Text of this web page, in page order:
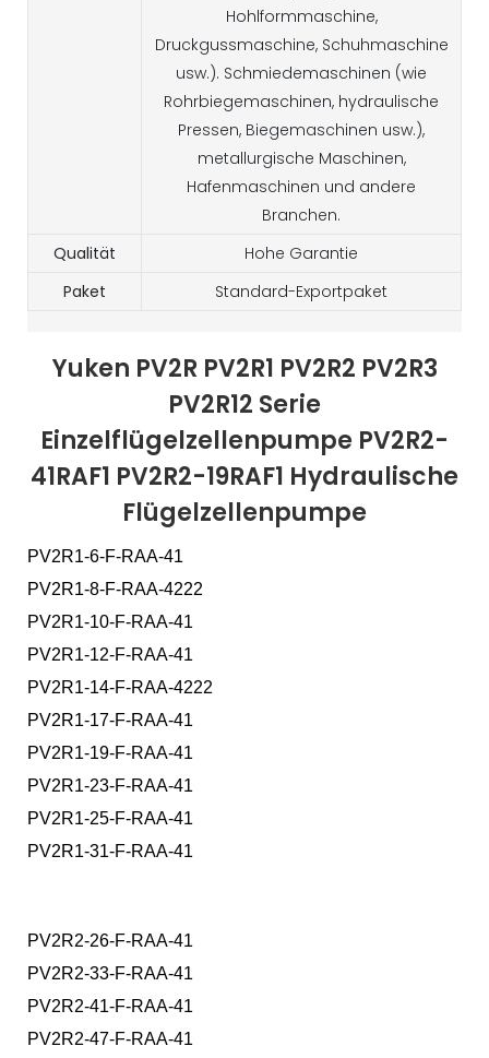
Hohlformmaschine,
Druckgussmaschine, Schuhmaschine
usw.). Schmiedemaschinen (wie
Rohrbiegemaschinen, hydraulische
Pressen, Biegemaschinen usw.),
metallurgische Maschinen,
Hafenmaschinen und andere
Branchen.
Qualität
Hohe Garantie
Paket
Standard-Exportpaket
Yuken PV2R PV2R1 PV2R2 PV2R3
PV2R12 Serie
Einzelflügelzellenpumpe PV2R2-
41RAF1 PV2R2-19RAF1 Hydraulische
Flügelzellenpumpe
PV2R1-6-F-RAA-41
PV2R1-8-F-RAA-4222
PV2R1-10-F-RAA-41
PV2R1-12-F-RAA-41
PV2R1-14-F-RAA-4222
PV2R1-17-F-RAA-41
PV2R1-19-F-RAA-41
PV2R1-23-F-RAA-41
PV2R1-25-F-RAA-41
PV2R1-31-F-RAA-41
PV2R2-26-F-RAA-41
PV2R2-33-F-RAA-41
PV2R2-41-F-RAA-41
PV2R2-47-F-RAA-41